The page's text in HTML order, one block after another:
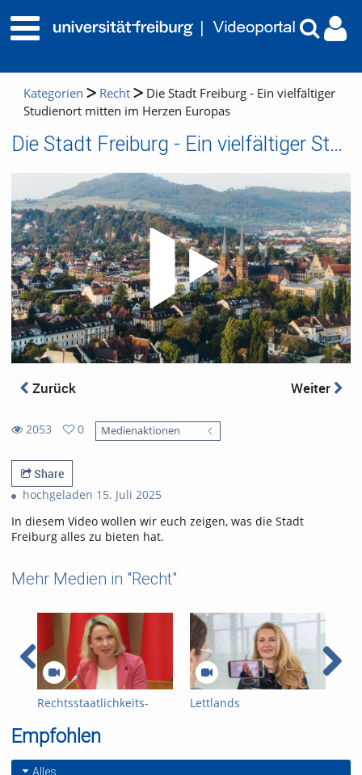
Kategorien Recht
Die Stadt Freiburg - Ein vielfältiger
Studienort mitten im Herzen Europas
Die Stadt Freiburg - Ein vielfältiger Studienort mitten im Herzen Europas
Zurück Weiter
2053
views
0
favorites
Medienaktionen
Share
hochgeladen 15. Juli 2025
In diesem Video wollen wir euch zeigen, was die Stadt
Freiburg alles zu bieten hat.
Mehr Medien in "Recht"
Rechtsstaatlichkeits-
Litauischen Parlament
25.03.2026
Lettlands
Empfohlen
Alles